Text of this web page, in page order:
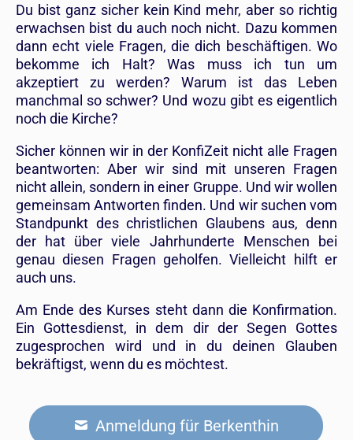
Du bist ganz sicher kein Kind mehr, aber so richtig
erwachsen bist du auch noch nicht. Dazu kommen
dann echt viele Fragen, die dich beschäftigen. Wo
bekomme ich Halt? Was muss ich tun um
akzeptiert zu werden? Warum ist das Leben
manchmal so schwer? Und wozu gibt es eigentlich
noch die Kirche?
Sicher können wir in der KonfiZeit nicht alle Fragen
beantworten: Aber wir sind mit unseren Fragen
nicht allein, sondern in einer Gruppe. Und wir wollen
gemeinsam Antworten finden. Und wir suchen vom
Standpunkt des christlichen Glaubens aus, denn
der hat über viele Jahrhunderte Menschen bei
genau diesen Fragen geholfen. Vielleicht hilft er
auch uns.
Am Ende des Kurses steht dann die Konfirmation.
Ein Gottesdienst, in dem dir der Segen Gottes
zugesprochen wird und in du deinen Glauben
bekräftigst, wenn du es möchtest.
Anmeldung für Berkenthin